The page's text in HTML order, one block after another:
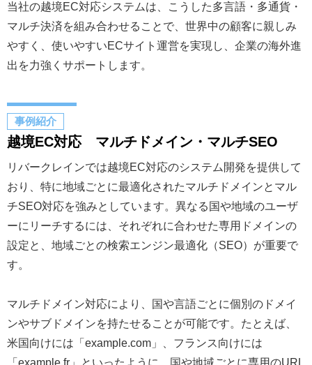
当社の越境EC対応システムは、こうした多言語・多通貨・
マルチ決済を組み合わせることで、世界中の顧客に親しみ
やすく、使いやすいECサイト運営を実現し、企業の海外進
出を力強くサポートします。
事例紹介
越境EC対応 マルチドメイン・マルチSEO
リバークレインでは越境EC対応のシステム開発を提供して
おり、特に地域ごとに最適化されたマルチドメインとマル
チSEO対応を強みとしています。異なる国や地域のユーザ
ーにリーチするには、それぞれに合わせた専用ドメインの
設定と、地域ごとの検索エンジン最適化（SEO）が重要で
す。
マルチドメイン対応により、国や言語ごとに個別のドメイ
ンやサブドメインを持たせることが可能です。たとえば、
米国向けには「example.com」、フランス向けには
「example.fr」といったように、国や地域ごとに専用のURL